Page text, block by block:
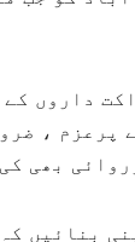
داروں
پرعزم ،
بھی
بنائیں